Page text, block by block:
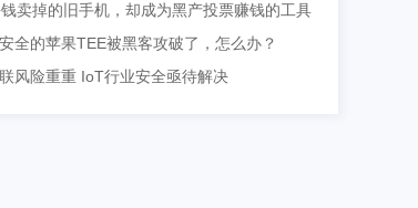
卖掉的旧手机，却成为黑产投票赚钱的工具
全的苹果TEE被黑客攻破了，怎么办？
风险重重 IoT行业安全亟待解决